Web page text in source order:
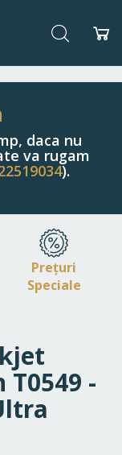
Căutare
daca nu
va rugam
).
Prețuri
Speciale
-